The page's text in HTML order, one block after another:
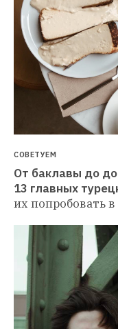
СОВЕТУЕМ
От баклавы до
13 главных
их попробовать